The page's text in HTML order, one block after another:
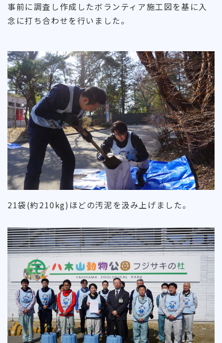
事前に調査し作成したボランティア施工図を基に入
念に打ち合わせを行いました。
21袋(約210kg)ほどの汚泥を汲み上げました。